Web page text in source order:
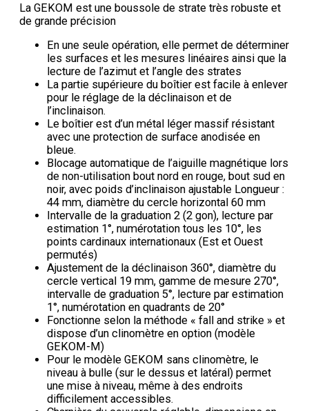
La GEKOM est une boussole de strate très robuste et
de grande précision
En une seule opération, elle permet de déterminer
les surfaces et les mesures linéaires ainsi que la
lecture de l’azimut et l’angle des strates
La partie supérieure du boîtier est facile à enlever
pour le réglage de la déclinaison et de
l’inclinaison.
Le boîtier est d’un métal léger massif résistant
avec une protection de surface anodisée en
bleue.
Blocage automatique de l’aiguille magnétique lors
de non-utilisation bout nord en rouge, bout sud en
noir, avec poids d’inclinaison ajustable Longueur :
44 mm, diamètre du cercle horizontal 60 mm
Intervalle de la graduation 2 (2 gon), lecture par
estimation 1°, numérotation tous les 10°, les
points cardinaux internationaux (Est et Ouest
permutés)
Ajustement de la déclinaison 360°, diamètre du
cercle vertical 19 mm, gamme de mesure 270°,
intervalle de graduation 5°, lecture par estimation
1°, numérotation en quadrants de 20°
Fonctionne selon la méthode « fall and strike » et
dispose d’un clinomètre en option (modèle
GEKOM-M)
Pour le modèle GEKOM sans clinomètre, le
niveau à bulle (sur le dessus et latéral) permet
une mise à niveau, même à des endroits
difficilement accessibles.